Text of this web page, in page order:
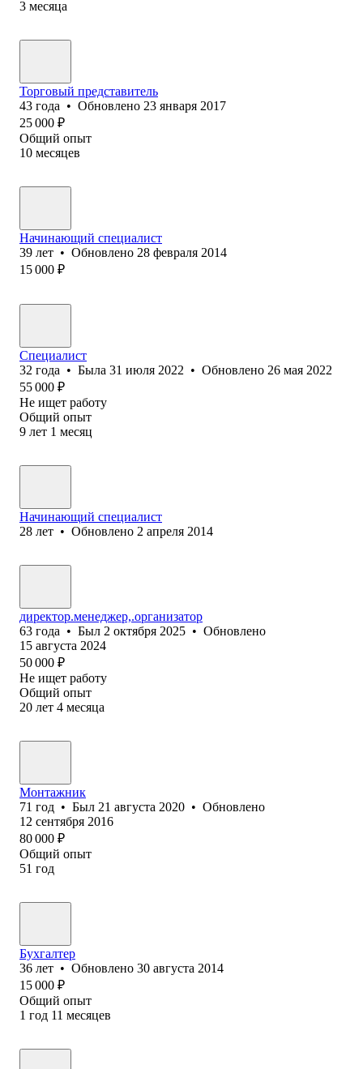
3 месяца
Торговый представитель
43 года • Обновлено 23 января 2017
25 000 ₽
Общий опыт
10 месяцев
Начинающий специалист
39 лет • Обновлено 28 февраля 2014
15 000 ₽
Cпециалист
32 года • Была 31 июля 2022 • Обновлено 26 мая 2022
55 000 ₽
Не ищет работу
Общий опыт
9 лет 1 месяц
Начинающий специалист
28 лет • Обновлено 2 апреля 2014
директор.менеджер,.организатор
63 года • Был 2 октября 2025 • Обновлено
15 августа 2024
50 000 ₽
Не ищет работу
Общий опыт
20 лет 4 месяца
Монтажник
71 год • Был 21 августа 2020 • Обновлено
12 сентября 2016
80 000 ₽
Общий опыт
51 год
Бухгалтер
36 лет • Обновлено 30 августа 2014
15 000 ₽
Общий опыт
1 год 11 месяцев